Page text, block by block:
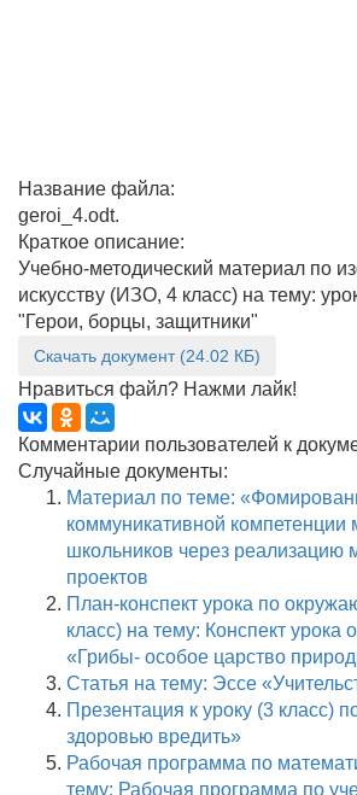
Название файла:
geroi_4.odt.
Краткое описание:
Учебно-методический материал по
искусству (ИЗО, 4 класс) на тему:
"Герои, борцы, защитники"
Скачать документ (24.02 КБ)
Нравиться файл? Нажми лайк!
Комментарии пользователей к
Случайные документы:
Материал по теме:
коммуникативной
школьников через реализацию
проектов
План-конспект урока по
класс) на тему: Конспект
«Грибы- особое царство
Статья на тему: Эссе
Презентация к уроку (3 класс)
здоровью вредить»
Рабочая программа по
тему: Рабочая программа по